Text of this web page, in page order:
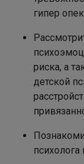
гипер
риска, а
детской